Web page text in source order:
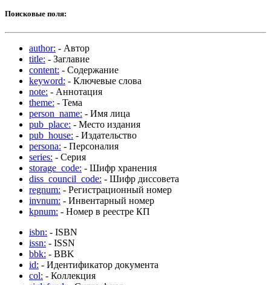
Поисковые поля:
author: - Автор
title: - Заглавие
content: - Содержание
keyword: - Ключевые слова
note: - Аннотация
theme: - Тема
person_name: - Имя лица
pub_place: - Место издания
pub_house: - Издательство
persona: - Персоналия
series: - Серия
storage_code: - Шифр хранения
diss_council_code: - Шифр диссовета
regnum: - Регистрационный номер
invnum: - Инвентарный номер
kpnum: - Номер в реестре КП
isbn: - ISBN
issn: - ISSN
bbk: - BBK
id: - Идентификатор документа
col: - Коллекция